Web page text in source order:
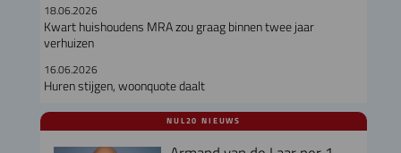
18.06.2026
Kwart huishoudens MRA zou graag binnen twee jaar
verhuizen
16.06.2026
Huren stijgen, woonquote daalt
NUL20 NIEUWS